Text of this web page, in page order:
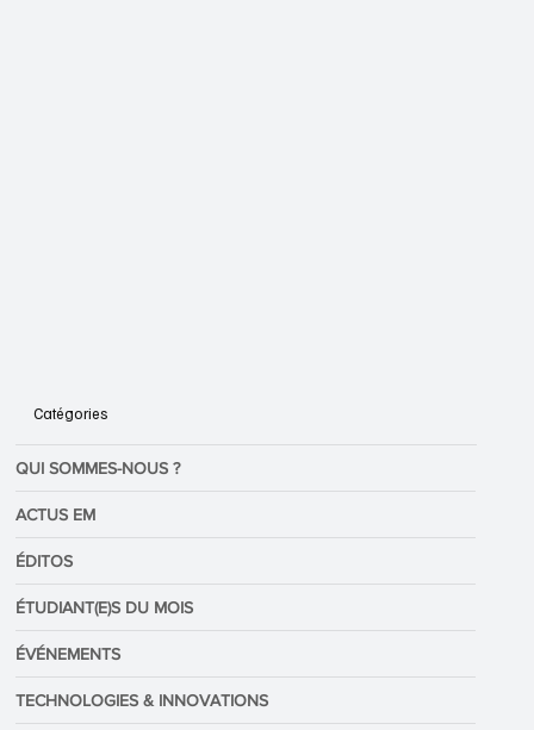
Catégories
QUI SOMMES-NOUS ?
ACTUS EM
ÉDITOS
ÉTUDIANT(E)S DU MOIS
ÉVÉNEMENTS
TECHNOLOGIES & INNOVATIONS